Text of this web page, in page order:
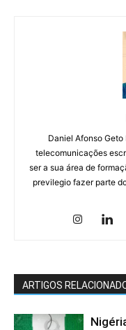
Daniel Afonso Geto
telecomunicações
ser a sua área de
previlegio fazer parte
ARTIGOS